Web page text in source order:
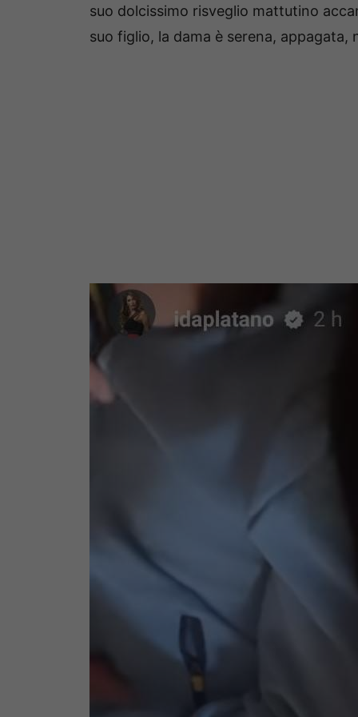
suo dolcissimo risveglio mattutino
suo figlio, la dama è serena,